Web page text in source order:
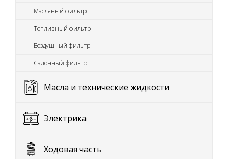
Масляный фильтр
Топливный фильтр
Воздушный фильтр
Салонный фильтр
Масла и технические жидкости
Электрика
Ходовая часть